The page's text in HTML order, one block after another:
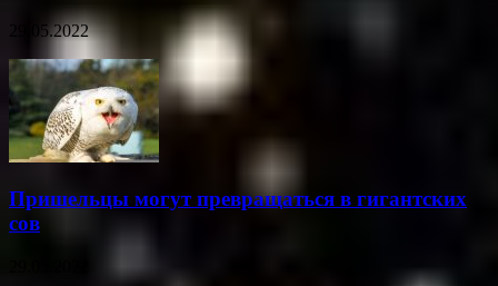
29.05.2022
Пришельцы могут превращаться в гигантских
сов